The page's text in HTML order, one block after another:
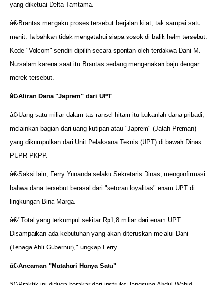
yang diketuai Delta Tamtama.
â€‹Brantas mengaku proses tersebut berjalan kilat, tak sampai satu
menit. Ia bahkan tidak mengetahui siapa sosok di balik helm tersebut.
Kode "Volcom" sendiri dipilih secara spontan oleh terdakwa Dani M.
Nursalam karena saat itu Brantas sedang mengenakan baju dengan
merek tersebut.
â€‹Aliran Dana "Japrem" dari UPT
â€‹Uang satu miliar dalam tas ransel hitam itu bukanlah dana pribadi,
melainkan bagian dari uang kutipan atau "Japrem" (Jatah Preman)
yang dikumpulkan dari Unit Pelaksana Teknis (UPT) di bawah Dinas
PUPR-PKPP.
â€‹Saksi lain, Ferry Yunanda selaku Sekretaris Dinas, mengonfirmasi
bahwa dana tersebut berasal dari "setoran loyalitas" enam UPT di
lingkungan Bina Marga.
â€‹"Total yang terkumpul sekitar Rp1,8 miliar dari enam UPT.
Disampaikan ada kebutuhan yang akan diteruskan melalui Dani
(Tenaga Ahli Gubernur)," ungkap Ferry.
â€‹Ancaman "Matahari Hanya Satu"